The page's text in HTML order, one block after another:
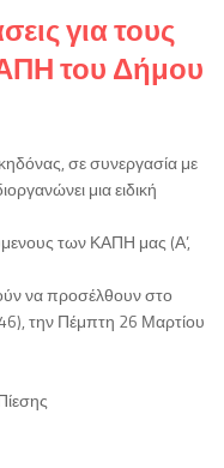
για τους
του Δήμου
σε συνεργασία με
μια ειδική
των ΚΑΠΗ μας (Α’,
να προσέλθουν στο
την Πέμπτη 26 Μαρτίου